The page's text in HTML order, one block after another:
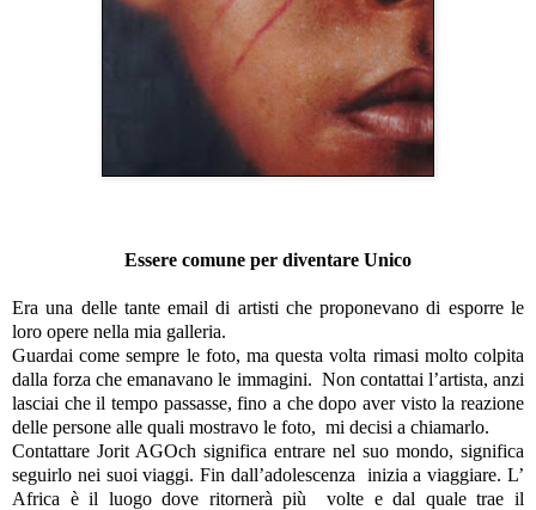
Essere comune per diventare Unico
Era una delle tante email di artisti che proponevano di esporre le
loro opere nella mia galleria.
Guardai come sempre le foto, ma questa volta rimasi molto colpita
dalla forza che emanavano le immagini. Non contattai l’artista, anzi
lasciai che il tempo passasse, fino a che dopo aver visto la reazione
delle persone alle quali mostravo le foto, mi decisi a chiamarlo.
Contattare Jorit AGOch significa entrare nel suo mondo, significa
seguirlo nei suoi viaggi. Fin dall’adolescenza inizia a viaggiare. L’
Africa è il luogo dove ritornerà più volte e dal quale trae il